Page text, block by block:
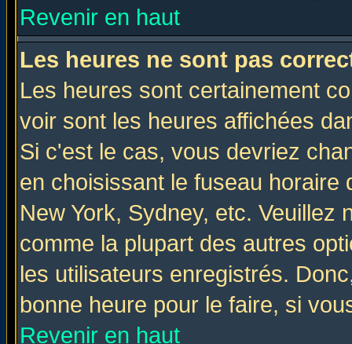
Revenir en haut
Les heures ne sont pas
Les heures sont certainement
voir sont les heures affichées
Si c'est le cas, vous devriez
en choisissant le fuseau
New York, Sydney, etc. Veuillez
comme la plupart des autres
les utilisateurs enregistrés.
bonne heure pour le faire, si
Revenir en haut